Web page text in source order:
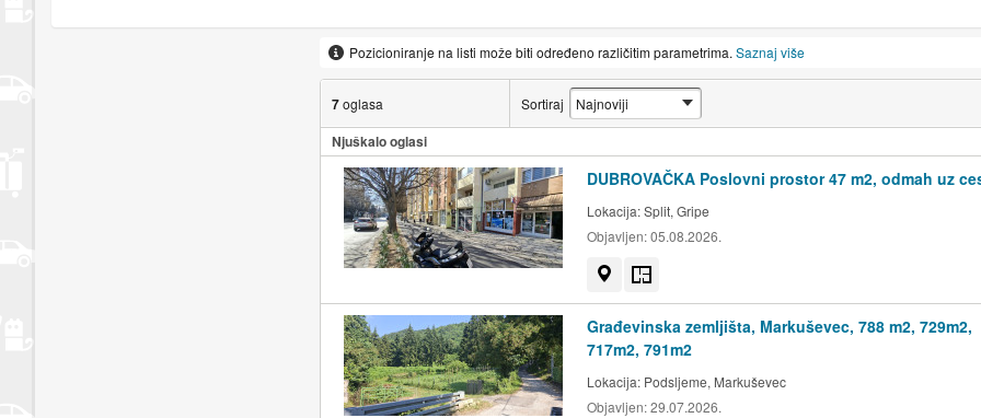
Pozicioniranje na listi može biti određeno različitim parametrima.Saznaj više
7oglasa Sortiraj
Njuškalo oglasi
DUBROVAČKA Poslovni prostor 47 m2, odmah uz
Lokacija:Split, Gripe
Objavljen:05.08.2026.
Građevinska zemljišta, Markuševec, 788 m2, 729m2,
717m2, 791m2
Lokacija: Podsljeme, Markuševec
Objavljen:29.07.2026.